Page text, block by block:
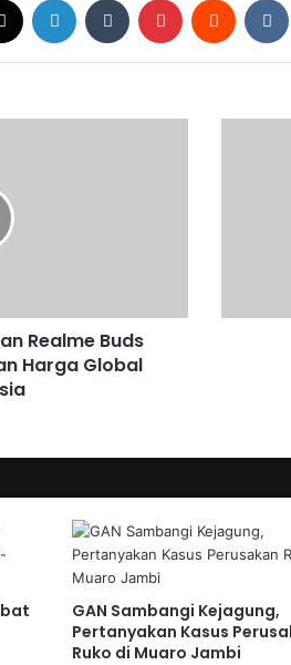
Realme Buds
Harga Global
GAN Sambangi Kejagung,
Pertanyakan Kasus
Ruko di Muaro Jambi